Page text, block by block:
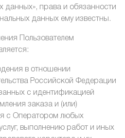
данных», права и обязанности
данных ему известны.
Пользователем
в отношении
Российской Федерации
с идентификацией
заказа и (или)
с Оператором любых
выполнению работ и иных